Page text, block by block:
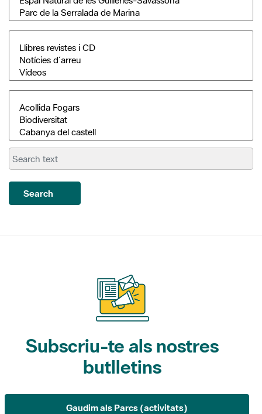
Search
Subscriu-te als nostres
butlletins
Gaudim als Parcs (activitats)